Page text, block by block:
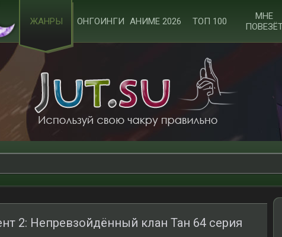
ЖАНРЫ ОНГОИНГИ АНИМЕ 2026 ТОП 100
МНЕ
2: Непревзойдённый клан Тан 64 серия